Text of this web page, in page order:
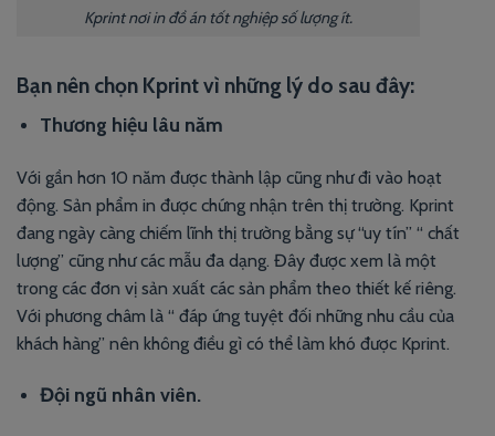
Kprint nơi in đồ án tốt nghiệp số lượng ít.
Bạn nên chọn Kprint vì những lý do sau đây:
Thương hiệu lâu năm
Với gần hơn 10 năm được thành lập cũng như đi vào hoạt
động. Sản phẩm in được chứng nhận trên thị trường. Kprint
đang ngày càng chiếm lĩnh thị trường bằng sự “uy tín” “ chất
lượng” cũng như các mẫu đa dạng. Đây được xem là một
trong các đơn vị sản xuất các sản phẩm theo thiết kế riêng.
Với phương châm là “ đáp ứng tuyệt đối những nhu cầu của
khách hàng” nên không điều gì có thể làm khó được Kprint.
Đội ngũ nhân viên.